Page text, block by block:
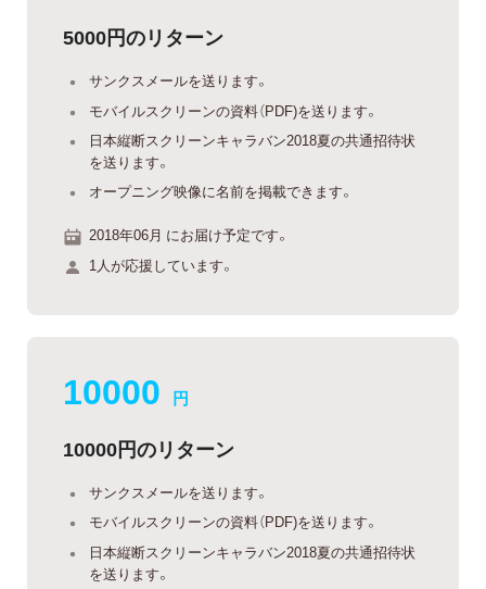
5000円のリターン
サンクスメールを送ります。
モバイルスクリーンの資料（PDF)を送ります。
日本縦断スクリーンキャラバン2018夏の共通招待状
を送ります。
オープニング映像に名前を掲載できます。
2018年06月 にお届け予定です。
1人が応援しています。
10000 円
10000円のリターン
サンクスメールを送ります。
モバイルスクリーンの資料（PDF)を送ります。
日本縦断スクリーンキャラバン2018夏の共通招待状
を送ります。